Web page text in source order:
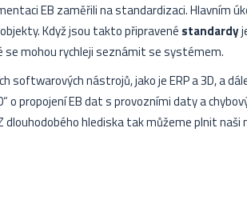
EB zaměřili na standardizaci. Hlavním
Když jsou takto připravené standardy
se mohou rychleji seznámit se systémem.
softwarových nástrojů, jako je ERP a 3D, a
o propojení EB dat s provozními daty a
dlouhodobého hlediska tak můžeme plnit